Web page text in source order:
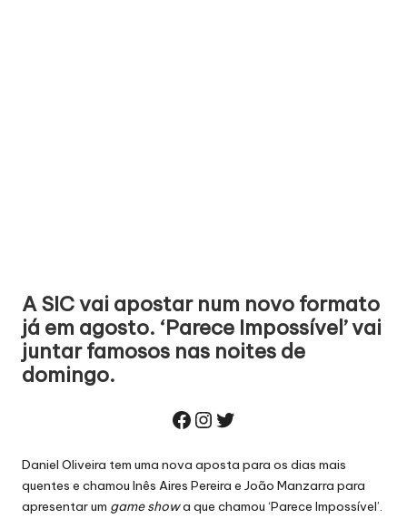
ASIC vai apostarnum novo formato
já em agosto. ‘Parece Impossível’ vai
juntar famosos nas noites de
domingo.
Facebook
Instagram
Twitter
Daniel Oliveira tem uma nova aposta para os dias mais
quentes e chamou Inês Aires Pereira e João Manzarra para
apresentar um game showa que chamou ‘Parece Impossível’.